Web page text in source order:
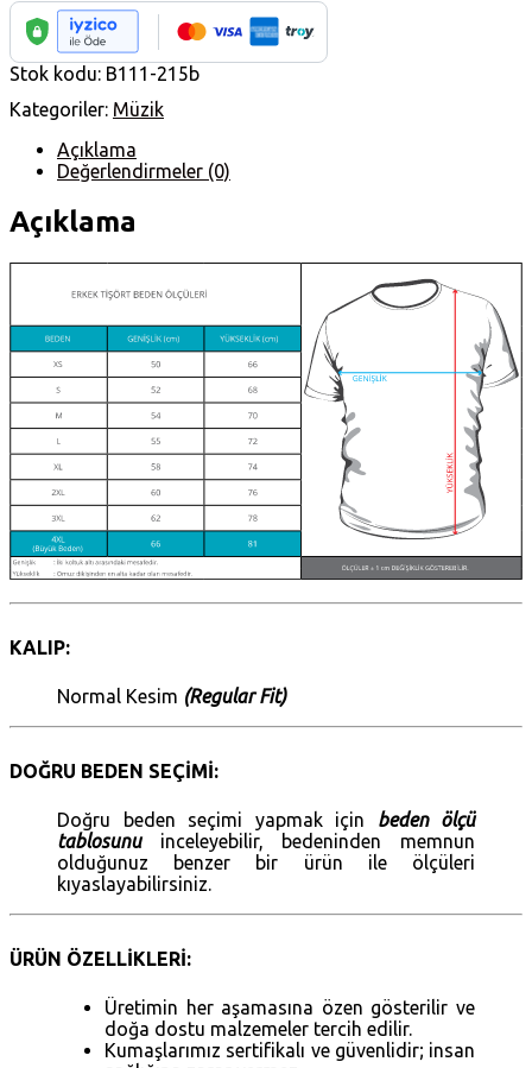
Beyaz
Erkek
Tişört
adet
Stok kodu: B111-215b
Kategoriler: Müzik
Açıklama
Değerlendirmeler (0)
Açıklama
KALIP:
Normal Kesim (Regular Fit)
DOĞRU BEDEN SEÇİMİ:
Doğru beden seçimi yapmak için
beden ölçü
tablosunu inceleyebilir, bedeninden memnun
olduğunuz benzer bir ürün ile ölçüleri
kıyaslayabilirsiniz.
ÜRÜN ÖZELLİKLERİ:
Üretimin her aşamasına özen gösterilir ve
doğa dostu malzemeler tercih edilir.
Kumaşlarımız sertifikalı ve güvenlidir; insan